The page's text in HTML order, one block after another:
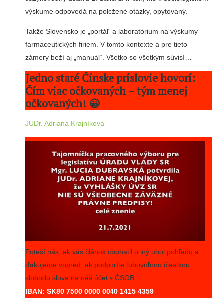
výskume odpovedá na položené otázky, opytovaný.
Takže Slovensko je „portál“ a laboratórium na výskumy
farmaceutických firiem. V tomto kontexte a pre tieto
zámery beží aj „manuál“. Všetko so všetkým súvisí…
Jedno staré Čínske príslovie hovorí:
Čím viac očkovaných – tým menej
očkovaných! 😀
JUDr. Adriana Krajníková
Poteší nás, ak vás článok obohatil o iný uhol pohľadu a
ďakujeme vopred, ak podporíte ľubovoľnou čiastkou
slobodu slova na náš účet v ČSOB
IBAN: SK80 7500 0000 0040 1415 4359